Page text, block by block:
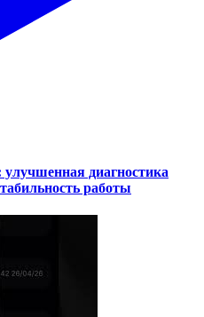
диагностика
работы